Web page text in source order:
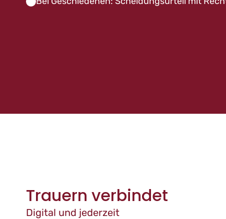
Trauern verbindet
Digital und jederzeit